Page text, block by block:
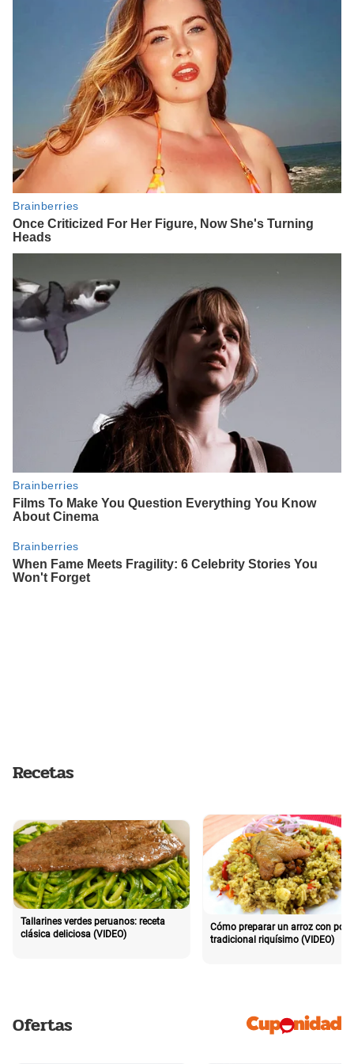
Recetas
Tallarines verdes peruanos: receta
clásica deliciosa (VIDEO)
Cómo preparar un arroz con pollo
tradicional riquísimo (VIDEO)
Ofertas